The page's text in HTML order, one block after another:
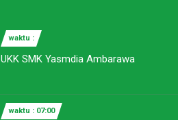
waktu :
UKK SMK Yasmdia Ambarawa
waktu : 07:00